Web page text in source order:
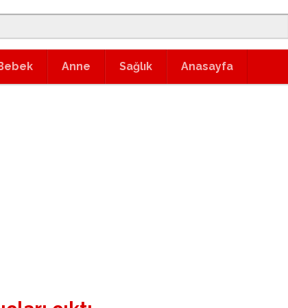
Anne Sağlık Anasayfa